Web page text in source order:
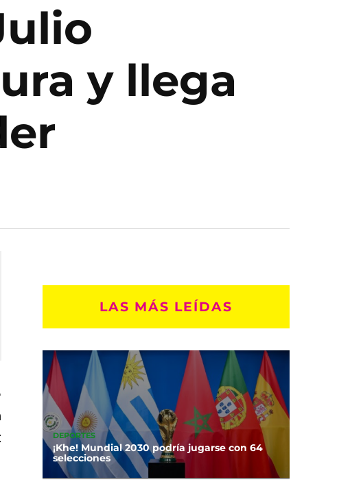
y llega
LAS MÁS LEÍDAS
DEPORTES
¡Khe! Mundial 2030 podría jugarse con 64
selecciones